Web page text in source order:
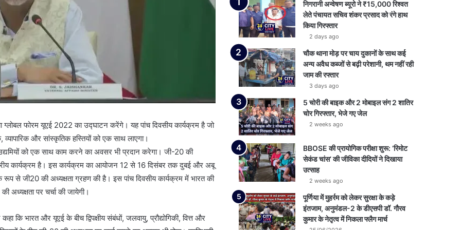
फोरम यूएई 2022 का उद्घाटन करेंगे। यह पांच दिवसीय कार्यक्रम है जो
और सांस्कृतिक हस्तियों को एक साथ लाएगा।
को एक साथ काम करने का अवसर भी प्रदान करेगा। जी-20 की
कार्यक्रम है। इस कार्यक्रम का आयोजन 12 से 16 दिसंबर तक दुबई और अबू
से जी20 की अध्यक्षता ग्रहण की है। इस पांच दिवसीय कार्यक्रम में भारत की
अध्यक्षता पर चर्चा की जायेगी।
भारत और यूएई के बीच द्विपक्षीय संबंधों, जलवायु, प्रौद्योगिकी, वित्त और
निगरानी अन्वेषण ब्यूरो ने ₹15,000 रिश्वत
लेते पंचायत सचिव शंकर प्रसाद को रंगे हाथ
किया गिरफ्तार
2 days ago
चौक थाना मोड़ पर चाय दुकानों के साथ कई
अन्य अवैध कब्जों से बढ़ी परेशानी, थम नहीं रही
जाम की रफ्तार
3 days ago
5 चोरी की बाइक और 2 मोबाइल संग 2 शातिर
चोर गिरफ्तार, भेजे गए जेल
2 weeks ago
BBOSE की प्रायोगिक परीक्षा शुरू: ‘रिमोट
सेकंड चांस’ की जीविका दीदियों ने दिखाया
उत्साह
2 weeks ago
पूर्णिया में मुहर्रम को लेकर सुरक्षा के कड़े
इंतजाम, अनुमंडल-2 के डीएसपी डॉ. गौरव
कुमार के नेतृत्व में निकला फ्लैग मार्च